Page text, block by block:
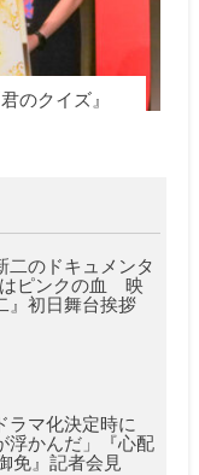
のクイズ』
二のドキュメンタ
はピンクの血 映
』初日舞台挨拶
ラマ化決定時に
浮かんだ」『心配
免』記者会見